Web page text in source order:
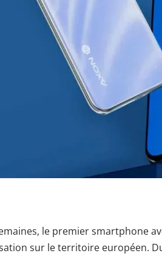
le premier smartphone
sur le territoire européen.